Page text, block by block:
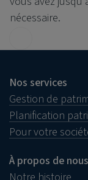
nécessaire.
Nos services
Gestion de
Planification
Pour votre
À propos de nous